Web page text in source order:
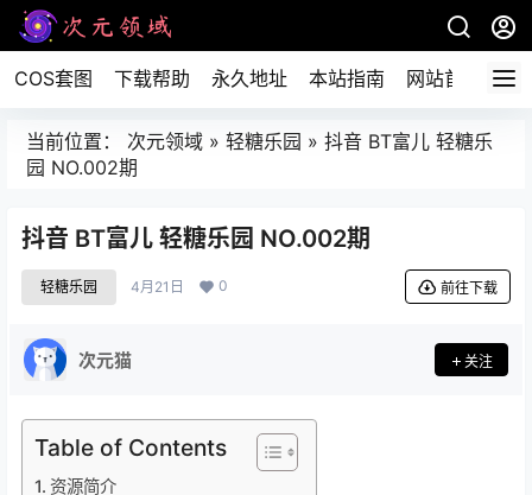
COS套图 下载帮助 永久地址 本站指南 网站首页
当前位置： 次元领域 » 轻糖乐园 » 抖音 BT富儿 轻糖乐
园 NO.002期
抖音 BT富儿 轻糖乐园 NO.002期
轻糖乐园 4月21日 0 前往下载
次元猫 关注
Table of Contents
资源简介